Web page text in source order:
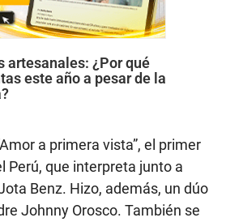
artesanales: ¿Por qué
este año a pesar de la
a primera vista”, el primer
Perú, que interpreta junto a
Benz. Hizo, además, un dúo
Johnny Orosco. También se